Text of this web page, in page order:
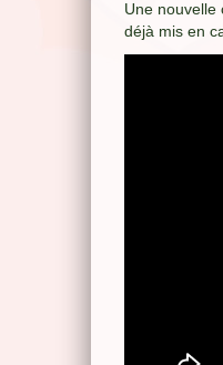
Une nouvelle
déjà mis en